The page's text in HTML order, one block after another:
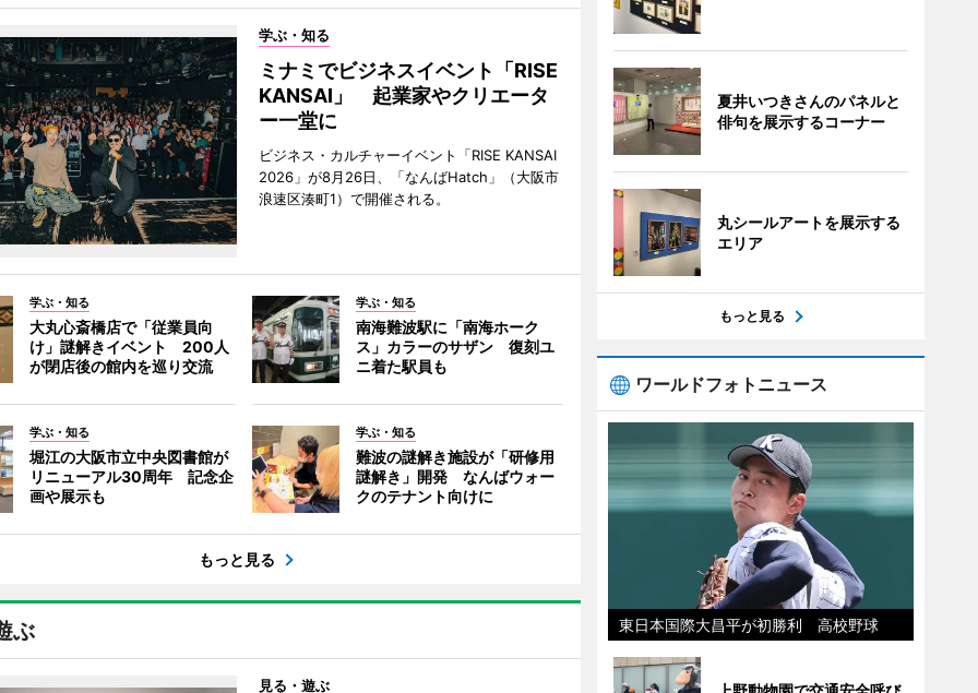
学ぶ・知る
ミナミでビジネスイベント「RISE
KANSAI」 起業家やクリエータ
ー一堂に
ビジネス・カルチャーイベント「RISE KANSAI
2026」が8月26日、「なんばHatch」（大阪市
浪速区湊町1）で開催される。
学ぶ・知る
大丸心斎橋店で「従業員向
け」謎解きイベント 200人
が閉店後の館内を巡り交流
学ぶ・知る
南海難波駅に「南海ホーク
ス」カラーのサザン 復刻ユ
ニ着た駅員も
学ぶ・知る
堀江の大阪市立中央図書館が
リニューアル30周年 記念企
画や展示も
学ぶ・知る
難波の謎解き施設が「研修用
謎解き」開発 なんばウォー
クのテナント向けに
もっと見る
ぶ
見る・遊ぶ
夏井いつきさんのパネルと
俳句を展示するコーナー
丸シールアートを展示する
エリア
もっと見る
ワールドフォトニュース
東日本国際大昌平が初勝利 高校野球